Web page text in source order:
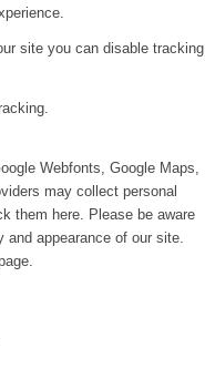
site you can disable tracking
Webfonts, Google Maps,
may collect personal
them here. Please be aware
appearance of our site.